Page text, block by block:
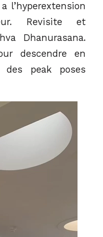
l’hyperextension
Revisite et
Dhanurasana.
descendre en
peak poses